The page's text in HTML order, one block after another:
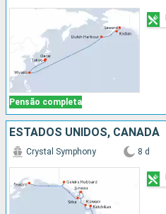
Pensão completa
ESTADOS UNIDOS, CANADÁ
Crystal Symphony 8 d